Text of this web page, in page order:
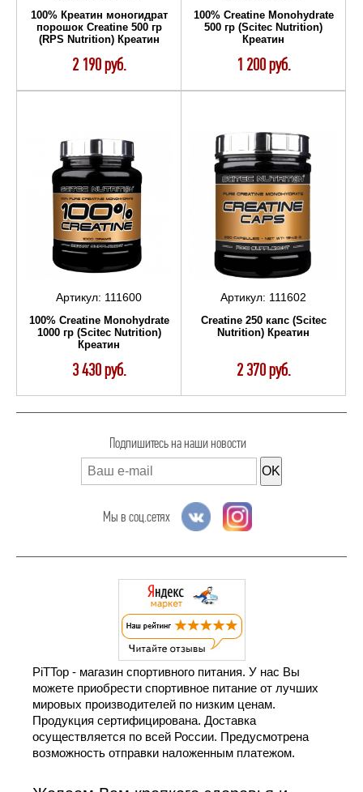
100% Креатин моногидрат
порошок Creatine 500 гр
(RPS Nutrition) Креатин
2 190 руб.
100% Creatine Monohydrate
500 гр (Scitec Nutrition)
Креатин
1 200 руб.
Артикул: 111600
100% Creatine Monohydrate
1000 гр (Scitec Nutrition)
Креатин
3 430 руб.
Артикул: 111602
Creatine 250 капс (Scitec
Nutrition) Креатин
2 370 руб.
Подпишитесь на наши новости
OK
Мы в соц.сетях
PiTTop - магазин спортивного питания. У нас Вы
можете приобрести спортивное питание от лучших
мировых производителей по низким ценам.
Продукция сертифицирована. Доставка
осуществляется по всей России. Предусмотрена
возможность отправки наложенным платежом.